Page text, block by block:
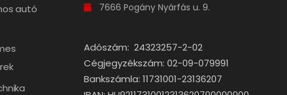
autó
7666 Pogány Nyárfás u. 9.
Adószám: 24323257-2-02
Cégjegyzékszám: 02-09-079991
Bankszámla: 11731001-23136207